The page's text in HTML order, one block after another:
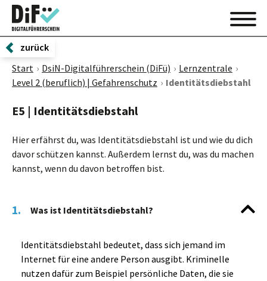
zurück
Start
DsiN-Digitalführerschein (DiFü)
Lernzentrale
Level 2 (beruflich) | Gefahrenschutz
Identitätsdiebstahl
E5 | Identitätsdiebstahl
Hier erfährst du, was Identitätsdiebstahl ist und wie du dich
davor schützen kannst. Außerdem lernst du, was du machen
kannst, wenn du davon betroffen bist.
1. Was ist Identitätsdiebstahl?
Identitätsdiebstahl bedeutet, dass sich jemand im
Internet für eine andere Person ausgibt. Kriminelle
nutzen dafür zum Beispiel persönliche Daten, die sie